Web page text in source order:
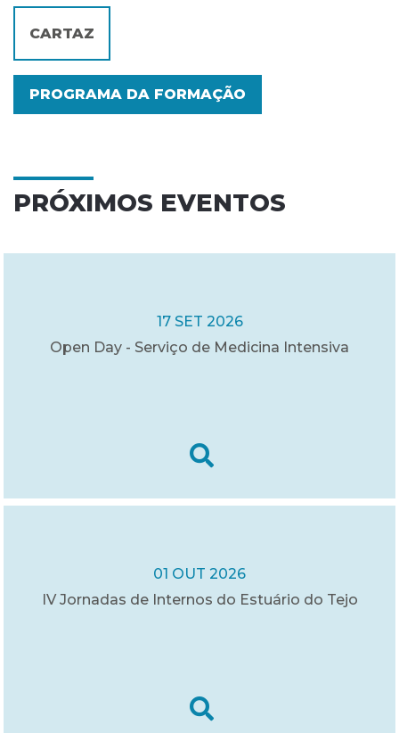
CARTAZ
PROGRAMA DA FORMAÇÃO
PRÓXIMOS EVENTOS
17 SET 2026
Open Day - Serviço de Medicina Intensiva
01 OUT 2026
IV Jornadas de Internos do Estuário do Tejo